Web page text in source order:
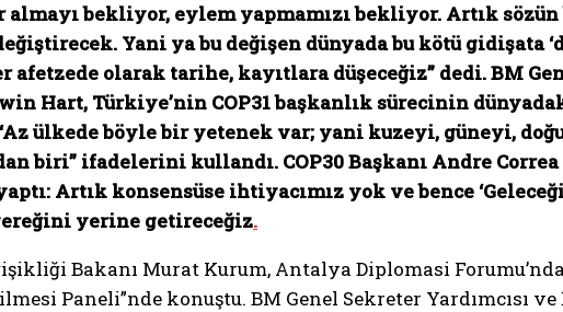
bekliyor, eylem yapmamızı bekliyor. Artık
Yani ya bu değişen dünyada bu kötü gidişata
afetzede olarak tarihe, kayıtlara düşeceğiz” dedi. BM
Hart, Türkiye’nin COP31 başkanlık sürecinin
ülkede böyle bir yetenek var; yani kuzeyi, güneyi,
biri” ifadelerini kullandı. COP30 Başkanı Andre
Artık konsensüse ihtiyacımız yok ve bence
yerine getireceğiz.
Bakanı Murat Kurum, Antalya Diplomasi Forumu’nda
Paneli”nde konuştu. BM Genel Sekreter Yardımcısı